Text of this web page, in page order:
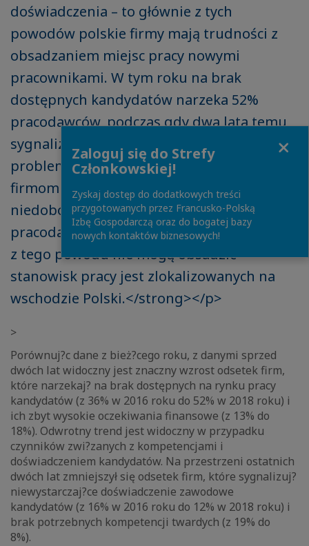
doświadczenia – to głównie z tych
powodów polskie firmy mają trudności z
obsadzaniem miejsc pracy nowymi
pracownikami. W tym roku na brak
dostępnych kandydatów narzeka 52%
pracodawców, podczas gdy dwa lata temu
sygnalizowało to 36% przedsiębiorstw. To
problem, który najbardziej doskwiera
firmom z południowej Polski, tam o
niedoborze rąk do pracy mówi 58%
pracodawców. Najmniej, bo 44% firm, które
z tego powodu nie mogą obsadzić
stanowisk pracy jest zlokalizowanych na
wschodzie Polski.</strong></p>
>
Porównuj?c dane z bież?cego roku, z danymi sprzed
dwóch lat widoczny jest znaczny wzrost odsetek firm,
które narzekaj? na brak dostępnych na rynku pracy
kandydatów (z 36% w 2016 roku do 52% w 2018 roku) i
ich zbyt wysokie oczekiwania finansowe (z 13% do
18%). Odwrotny trend jest widoczny w przypadku
czynników zwi?zanych z kompetencjami i
doświadczeniem kandydatów. Na przestrzeni ostatnich
dwóch lat zmniejszył się odsetek firm, które sygnalizuj?
niewystarczaj?ce doświadczenie zawodowe
kandydatów (z 16% w 2016 roku do 12% w 2018 roku) i
brak potrzebnych kompetencji twardych (z 19% do
8%).
Zaloguj się do Strefy
Członkowskiej!
Zyskaj dostęp do dodatkowych treści
przygotowanych przez Francusko-Polską
Izbę Gospodarczą oraz do bogatej bazy
nowych kontaktów biznesowych!